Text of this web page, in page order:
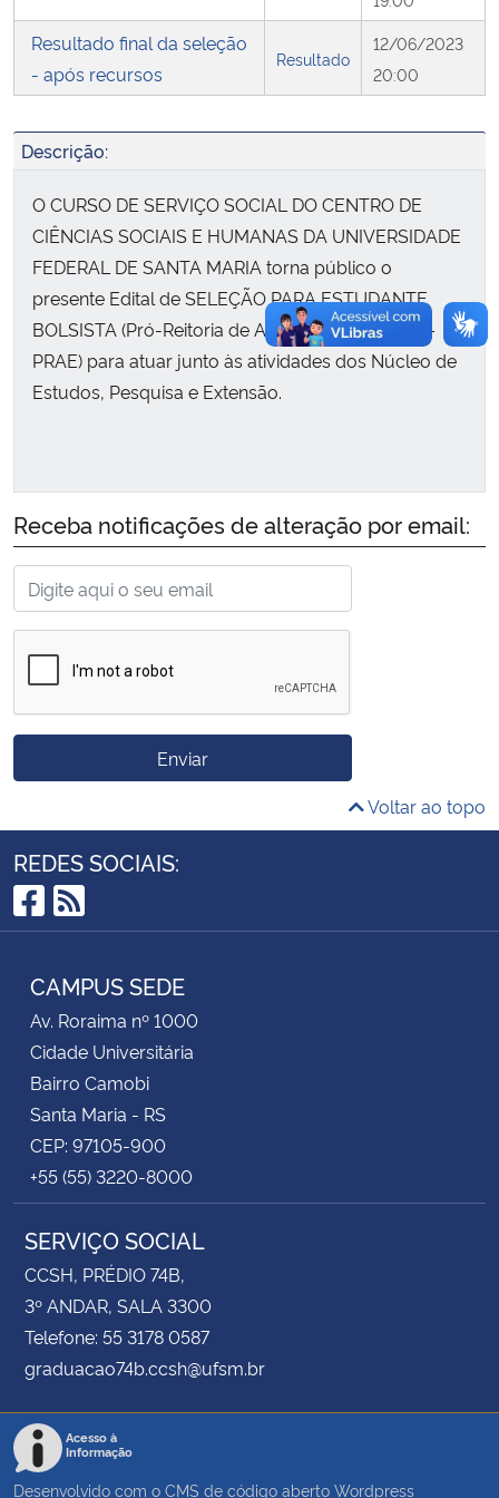
Secretaria-Geral
Gabinete de Segurança Institucional
Advocacia-Geral da União
Resultado final da seleção
- após recursos
Resultado
12/06/2023
20:00
Descrição:
O CURSO DE SERVIÇO SOCIAL DO CENTRO DE
CIÊNCIAS SOCIAIS E HUMANAS DA UNIVERSIDADE
FEDERAL DE SANTA MARIA torna público o
presente Edital de SELEÇÃO PARA ESTUDANTE
BOLSISTA (Pró-Reitoria de Assuntos Estudantis –
PRAE) para atuar junto às atividades dos Núcleo de
Estudos, Pesquisa e Extensão.
Receba notificações de alteração por email:
Enviar
Voltar ao topo
REDES SOCIAIS:
Facebook
RSS
CAMPUS SEDE
Av. Roraima nº 1000
Cidade Universitária
Bairro Camobi
Santa Maria - RS
CEP: 97105-900
+55 (55) 3220-8000
SERVIÇO SOCIAL
CCSH, PRÉDIO 74B,
3º ANDAR, SALA 3300
Telefone: 55 3178 0587
graduacao74b.ccsh@ufsm.br
Acesso à
Informação
Desenvolvido com o CMS de código aberto Wordpress